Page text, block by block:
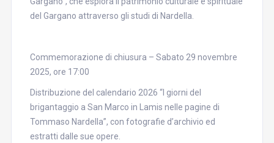
del Gargano attraverso gli studi di Nardella.
Commemorazione di chiusura – Sabato 29 novembre
2025, ore 17:00
Distribuzione del calendario 2026 “I giorni del
brigantaggio a San Marco in Lamis nelle pagine di
Tommaso Nardella”, con fotografie d’archivio ed
estratti dalle sue opere.